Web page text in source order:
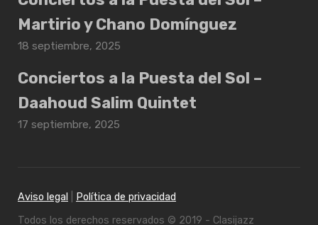
Martirio y Chano Domínguez
18 septiembre, 2025
Conciertos a la Puesta del Sol –
Daahoud Salim Quintet
17 septiembre, 2025
Aviso legal
Política de privacidad
Todos los derechos reservados © 2019 - Clasijazz